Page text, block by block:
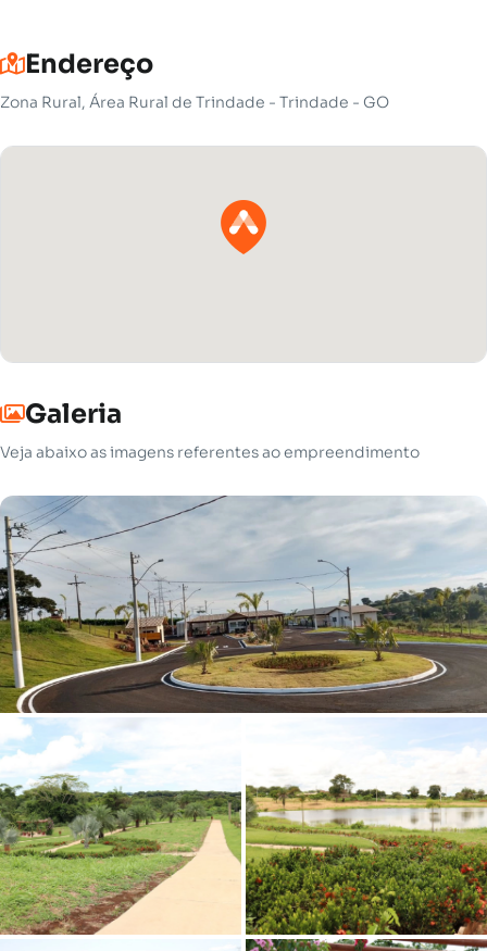
Endereço
Zona Rural, Área Rural de Trindade - Trindade - GO
Galeria
Veja abaixo as imagens referentes ao empreendimento